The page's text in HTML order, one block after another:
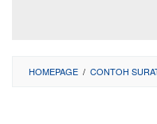
HOMEPAGE / CONTOH